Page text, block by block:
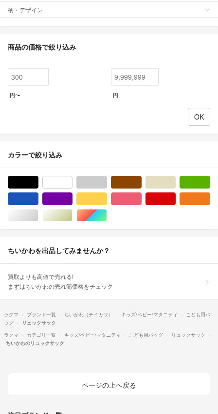
柄・デザイン
商品の価格で絞り込み
円〜 円
カラーで絞り込み
シルバー/銀色系ゴールド/金色系マルチカラー
ちいかわを出品してみませんか？
買取よりも高値で売れる!
まずはちいかわの売れ筋価格をチェック
ラクマ ブランド一覧 ちいかわ（チイカワ） キッズ/ベビー/マタニティ
こども用バ
ッグ
リュックサック
ラクマ
カテゴリ一覧 キッズ/ベビー/マタニティ こども用バッグ
リュックサック
ちいかわのリュックサック
ページの上へ戻る